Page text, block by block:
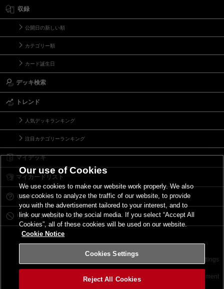
収録
公開日の新しい順
カテゴリー順
カード誕生日
デッキ検索
トレンド
人気デッキランキング
注目カテゴリーランキング
マイデッキ
マイカードリスト
Ｑ＆Ａ
リミットレギュレーション
サイトポリシー Cookies Settings
©2026 Konami Digital Entertainment
Our use of Cookies
We use cookies to make our website work properly. We also
use cookies to analyze the traffic of our website, to provide
you with the advertisement tailored to your interest, and to
link our website to the social media. If you select “Accept All
Cookies”, all of these cookies will be used on our website.
Cookie Notice
Cookies Settings
Reject All Cookies